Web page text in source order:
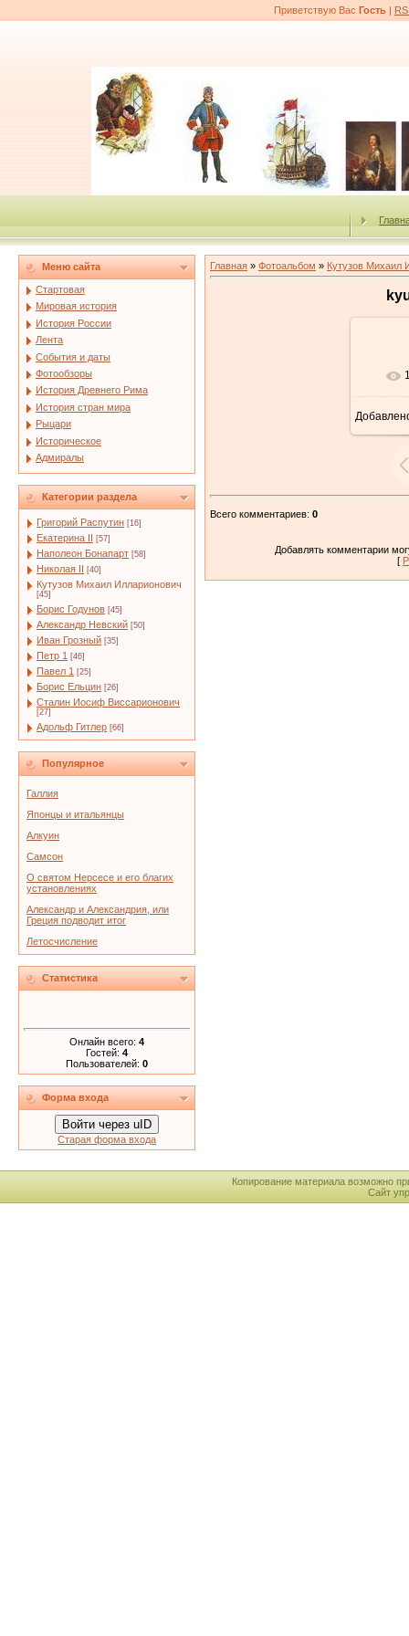
Приветствую Вас Гость |
Меню сайта
Стартовая
Мировая история
История России
Лента
События и даты
Фотообзоры
История Древнего Рима
История стран мира
Рыцари
Историческое
Адмиралы
Категории раздела
Григорий Распутин [16]
Екатерина II [57]
Наполеон Бонапарт [58]
Николая II [40]
Кутузов Михаил Илларионович
[45]
Борис Годунов [45]
Александр Невский [50]
Иван Грозный [35]
Петр 1 [46]
Павел 1 [25]
Борис Ельцин [26]
Сталин Иосиф Виссарионович
[27]
Адольф Гитлер [66]
Популярное
Галлия
Японцы и итальянцы
Алкуин
Самсон
О святом Нерсесе и его благих
установлениях
Александр и Александрия, или
Греция подводит итог
Летосчисление
Статистика
Онлайн всего: 4
Гостей: 4
Пользователей: 0
Форма входа
Войти через uID
Старая форма входа
Главная » Фотоальбом » Кутузов Михаил
Всего комментариев: 0
Добавлять комментарии
[
Копирование материала возможно
Сайт